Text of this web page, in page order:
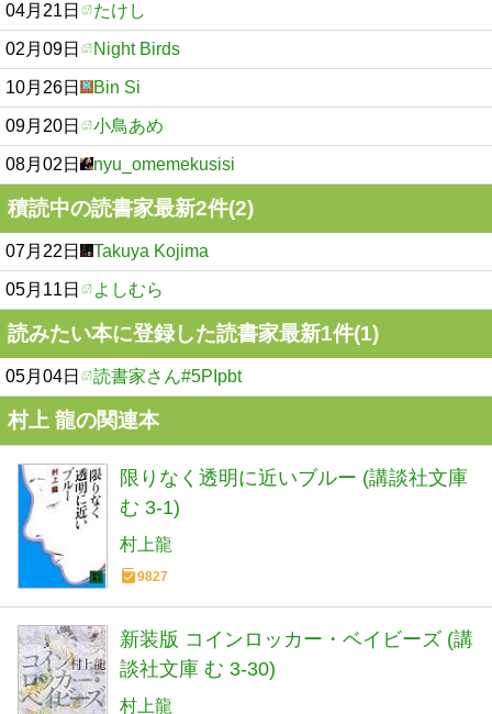
04月21日 たけし
02月09日 Night Birds
10月26日 Bin Si
09月20日 小鳥あめ
08月02日 nyu_omemekusisi
積読中の読書家最新2件(2)
07月22日 Takuya Kojima
05月11日 よしむら
読みたい本に登録した読書家最新1件(1)
05月04日 読書家さん#5PIpbt
村上 龍の関連本
限りなく透明に近いブルー (講談社文庫
む 3-1)
村上龍
9827
新装版 コインロッカー・ベイビーズ (講
談社文庫 む 3-30)
村上龍